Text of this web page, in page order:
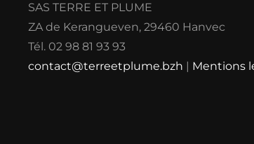
SAS TERRE ET PLUME
ZA de Kerangueven, 29460 Hanvec
Tél. 02 98 81 93 93
contact@terreetplume.bzh | Mentions